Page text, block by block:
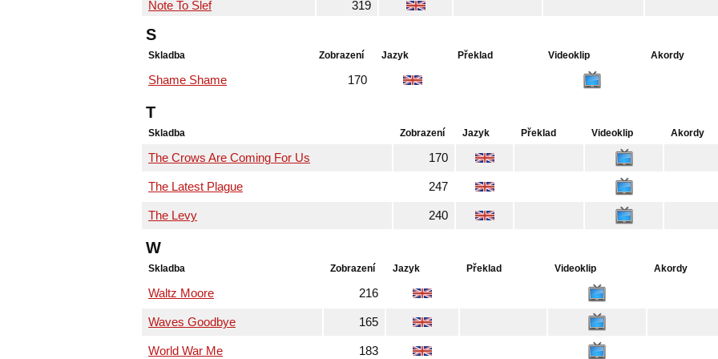
Note To Slef
319
S
Skladba Zobrazení Jazyk Překlad Videoklip Akordy
Shame Shame 170
T
Skladba Zobrazení Jazyk Překlad Videoklip Akordy
The Crows Are Coming For Us 170
The Latest Plague 247
The Levy 240
W
Skladba Zobrazení Jazyk Překlad Videoklip Akordy
Waltz Moore 216
Waves Goodbye 165
World War Me 183